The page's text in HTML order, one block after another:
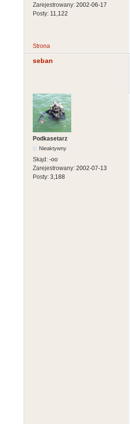
Zarejestrowany: 2002-06-17
Posty: 11,122
Strona
seban
Podkasetarz
Nieaktywny
Skąd: -oo
Zarejestrowany: 2002-07-13
Posty: 3,188